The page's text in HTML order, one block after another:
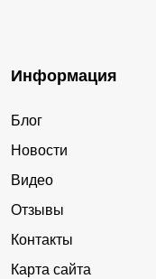
Информация
Блог
Новости
Видео
Отзывы
Контакты
Карта сайта